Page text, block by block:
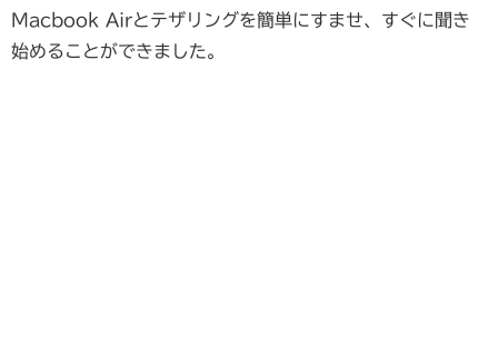
Macbook Airとテザリングを簡単にすませ、すぐに聞き
始めることができました。